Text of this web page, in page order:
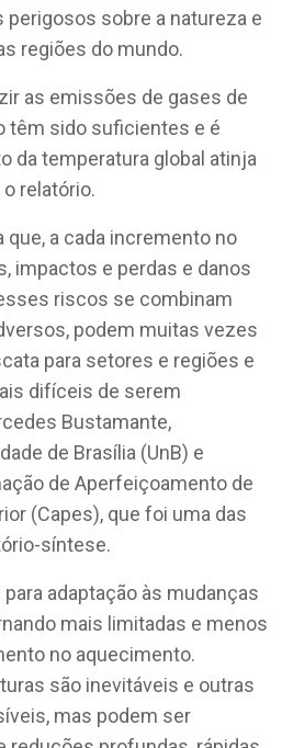
sobre a natureza e
regiões do mundo.
as emissões de gases de
têm sido suficientes e é
da temperatura global atinja
o relatório.
que, a cada incremento no
impactos e perdas e danos
riscos se combinam
podem muitas vezes
para setores e regiões e
difíceis de serem
Bustamante,
de Brasília (UnB) e
de Aperfeiçoamento de
(Capes), que foi uma das
síntese.
adaptação às mudanças
mais limitadas e menos
no aquecimento.
são inevitáveis e outras
mas podem ser